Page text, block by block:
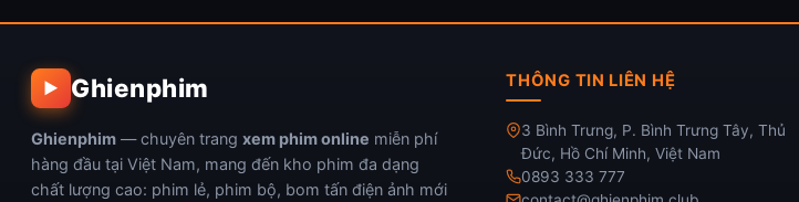
▶ Ghienphim
Ghienphim — chuyên trang xem phim online miễn phí
hàng đầu tại Việt Nam, mang đến kho phim đa dạng
chất lượng cao: phim lẻ, phim bộ, bom tấn điện ảnh mới
THÔNG TIN LIÊN HỆ
3 Bình Trưng, P. Bình Trưng Tây, Thủ
Đức, Hồ Chí Minh, Việt Nam
0893 333 777